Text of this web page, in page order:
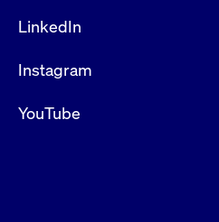
LinkedIn
Instagram
YouTube